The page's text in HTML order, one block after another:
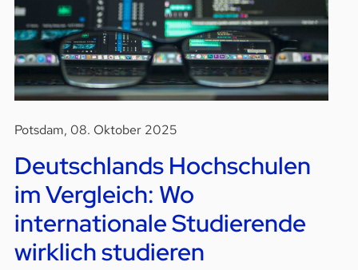
Potsdam, 08. Oktober 2025
Deutschlands Hochschulen
im Vergleich: Wo
internationale Studierende
wirklich studieren